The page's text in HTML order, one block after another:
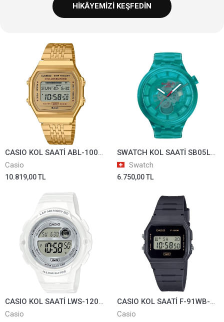
HİKÂYEMİZİ KEŞFEDİN
CASIO KOL SAATİ ABL-100WEG-9ADF
Casio
10.819,00 TL
SWATCH KOL SAATİ SB05L101
Swatch
6.750,00 TL
CASIO KOL SAATİ LWS-1200H-7A1VDF
Casio
CASIO KOL SAATİ F-91WB-8ADF
Casio